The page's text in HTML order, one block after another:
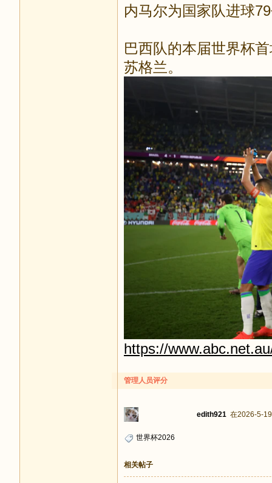
内马尔为国家队进球
巴西队的本届世界杯
苏格兰。
https://
管理人员评分
edith921 在2026-5-
世界杯2026
相关帖子